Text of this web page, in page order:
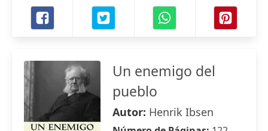
Un enemigo del
pueblo
Autor: Henrik Ibsen